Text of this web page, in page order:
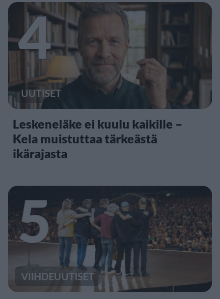
4
UUTISET
Leskeneläke ei kuulu kaikille –
Kela muistuttaa tärkeästä
ikärajasta
5
VIIHDEUUTISET